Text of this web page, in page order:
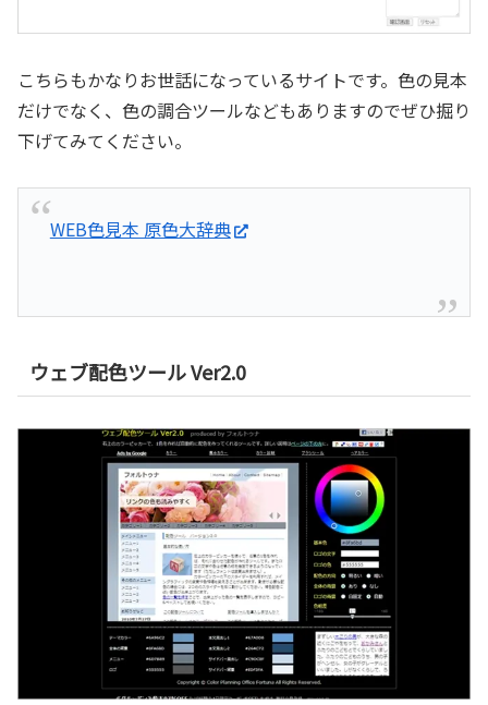
こちらもかなりお世話になっているサイトです。色の見本
だけでなく、色の調合ツールなどもありますのでぜひ掘り
下げてみてください。
WEB色見本 原色大辞典
ウェブ配色ツール Ver2.0